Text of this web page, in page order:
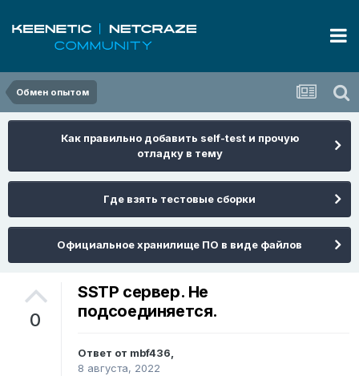
Обмен опытом
Как правильно добавить self-test и прочую
отладку в тему
Где взять тестовые сборки
Официальное хранилище ПО в виде файлов
0
SSTP сервер. Не
подсоединяется.
Ответ от mbf436,
8 августа, 2022